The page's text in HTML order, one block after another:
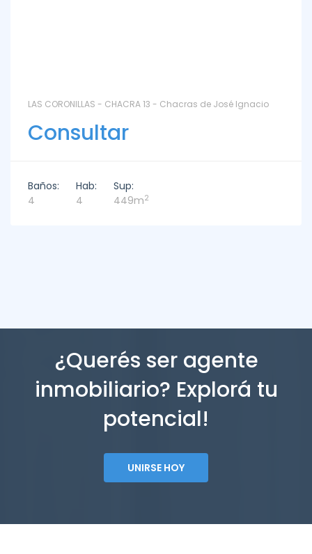
LAS CORONILLAS - CHACRA 13 - Chacras de José Ignacio
Consultar
Baños:
4
Hab:
4
Sup:
449m2
¿Querés ser agente
inmobiliario? Explorá tu
potencial!
UNIRSE HOY